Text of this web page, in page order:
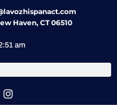
Haven, CT 06510
am